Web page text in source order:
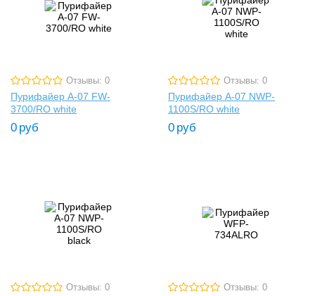
Отзывы: 0
Пурифайер A-07 FW-
3700/RO white
0 руб
Отзывы: 0
Пурифайер A-07 NWP-
1100S/RO white
0 руб
Отзывы: 0 Отзывы: 0